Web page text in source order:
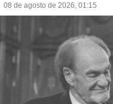
08 de agosto de 2026, 01:15